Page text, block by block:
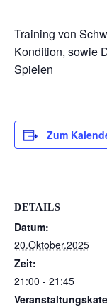
Training von
Kondition, sowie
Spielen
Zum
DETAILS
Datum:
20.Oktober.2025
Zeit:
21:00 - 21:45